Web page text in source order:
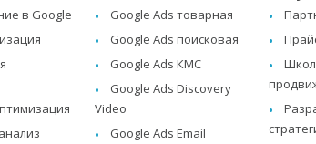
в Google
Google Ads товарная
Google Ads поисковая
Google Ads КМС
Google Ads Discovery
Video
Google Ads Email